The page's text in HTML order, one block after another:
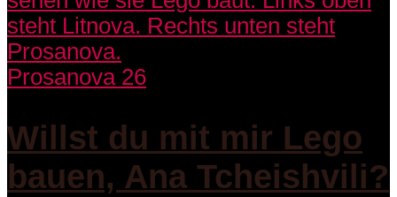
Prosanova 26
Willst du mit mir Lego
bauen, Ana Tcheishvili?